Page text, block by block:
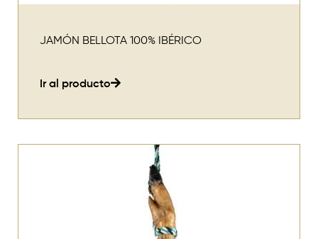
JAMÓN BELLOTA 100% IBÉRICO
Ir al producto